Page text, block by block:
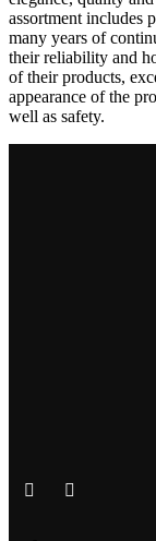
assortment includes
many years of
their reliability and
of their products,
appearance of the
well as safety.